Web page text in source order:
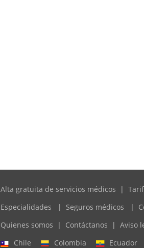
Alta gratuita de servicios médicos |
Especialidades | Seguros médicos |
Quienes somos | Contáctanos | Aviso
Chile Colombia Ecuador